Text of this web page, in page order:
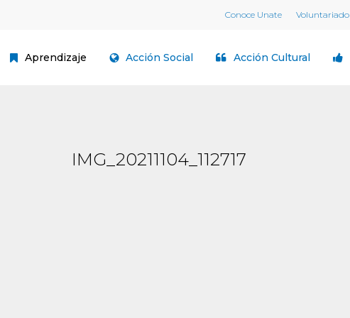
Conoce Unate Voluntariado
Aprendizaje Acción Social Acción Cultural
IMG_20211104_112717